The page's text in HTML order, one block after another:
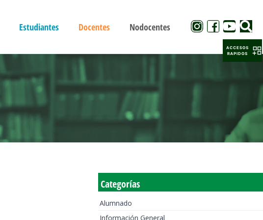
Estudiantes Docentes Nodocentes
Categorías
Alumnado
Información General
ACCESOS
RAPIDOS